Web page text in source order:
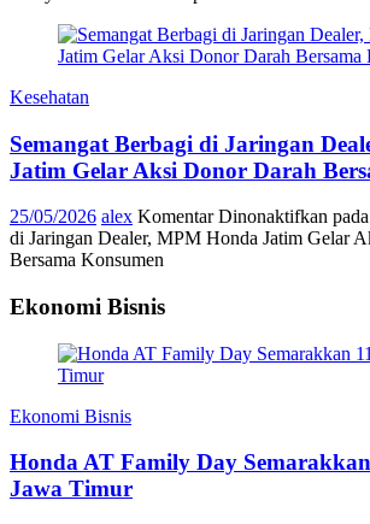
Kesehatan
Semangat Berbagi di Jaringan
Jatim Gelar Aksi Donor Darah
25/05/2026 alex Komentar Dinonaktifkan
di Jaringan Dealer, MPM Honda Jatim Gelar
Bersama Konsumen
Ekonomi Bisnis
Ekonomi Bisnis
Honda AT Family Day
Jawa Timur